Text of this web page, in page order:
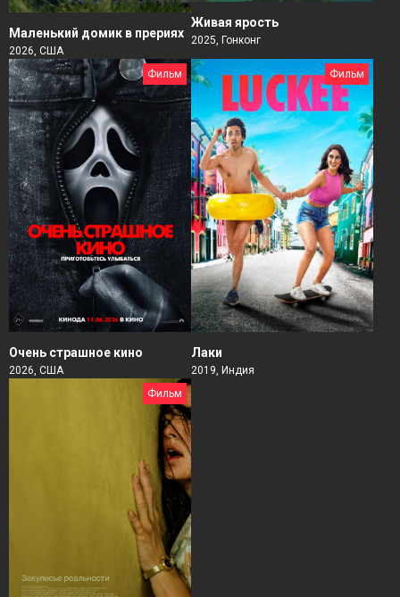
Маленький домик в прериях
2026, США
Живая ярость
2025, Гонконг
Фильм
Очень страшное кино
2026, США
Фильм
Лаки
2019, Индия
Фильм